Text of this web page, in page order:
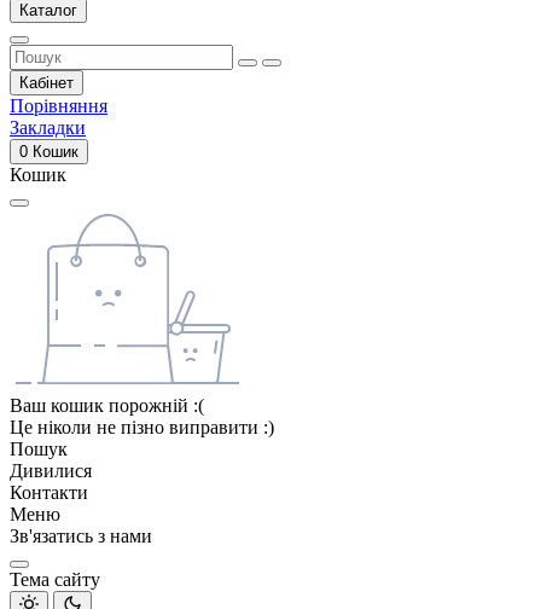
Каталог
Кабінет
Порівняння
Закладки
0 Кошик
Кошик
Ваш кошик порожній :(
Це ніколи не пізно виправити :)
Пошук
Дивилися
Контакти
Меню
Зв'язатись з нами
Тема сайту